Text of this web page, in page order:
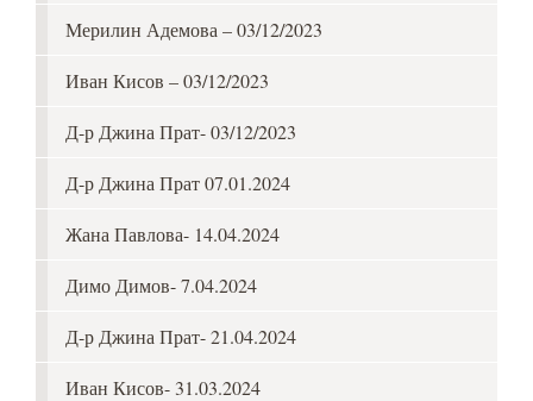
Мерилин Адемова – 03/12/2023
Иван Кисов – 03/12/2023
Д-р Джина Прат- 03/12/2023
Д-р Джина Прат 07.01.2024
Жана Павлова- 14.04.2024
Димо Димов- 7.04.2024
Д-р Джина Прат- 21.04.2024
Иван Кисов- 31.03.2024